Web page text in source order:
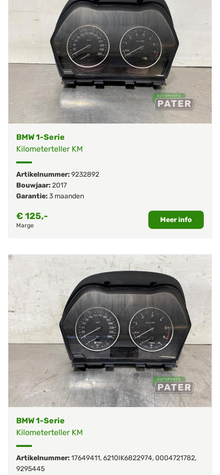
BMW 1-Serie
Kilometerteller KM
Artikelnummer:9232892
Bouwjaar:2017
Garantie:3 maanden
€125,-
Marge
Meer info
BMW 1-Serie
Kilometerteller KM
Artikelnummer:17649411,6210IK6822974,0004721782,
9295445